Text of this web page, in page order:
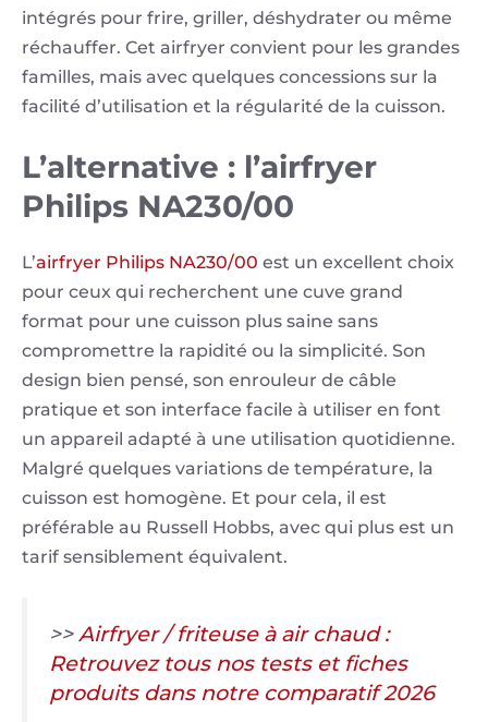
intégrés pour frire, griller, déshydrater ou même
réchauffer. Cet airfryer convient pour les grandes
familles, mais avec quelques concessions sur la
facilité d’utilisation et la régularité de la cuisson.
L’alternative : l’airfryer
Philips NA230/00
L’airfryer Philips NA230/00 est un excellent choix
pour ceux qui recherchent une cuve grand
format pour une cuisson plus saine sans
compromettre la rapidité ou la simplicité. Son
design bien pensé, son enrouleur de câble
pratique et son interface facile à utiliser en font
un appareil adapté à une utilisation quotidienne.
Malgré quelques variations de température, la
cuisson est homogène. Et pour cela, il est
préférable au Russell Hobbs, avec qui plus est un
tarif sensiblement équivalent.
>>Airfryer / friteuse à air chaud :
Retrouvez tous nos tests et fiches
produits dans notre comparatif 2026